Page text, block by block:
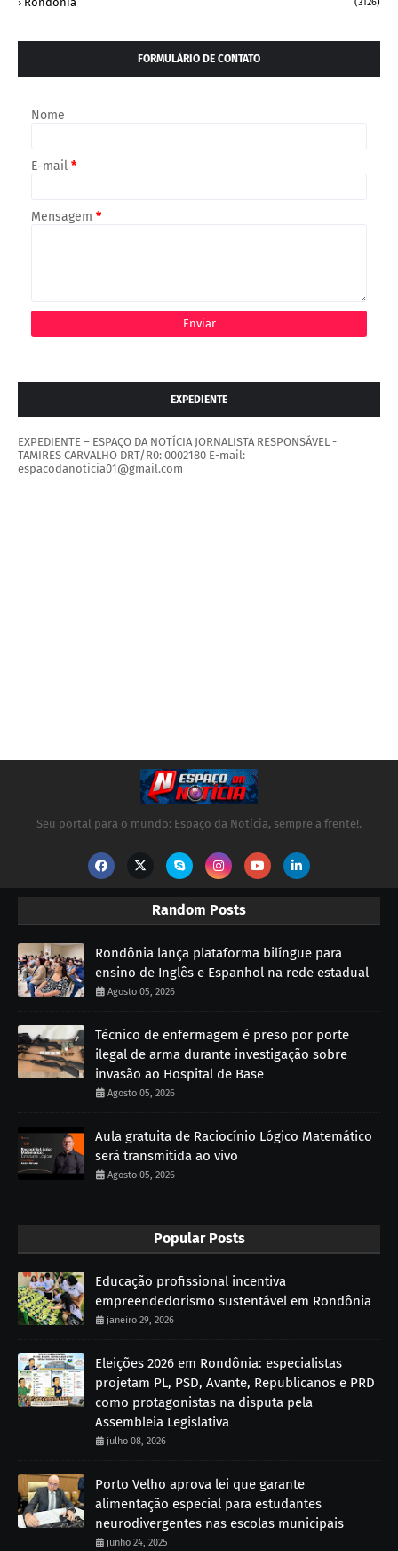
FORMULÁRIO DE CONTATO
Nome
E-mail *
Mensagem *
EXPEDIENTE
EXPEDIENTE – ESPAÇO DA NOTÍCIA JORNALISTA RESPONSÁVEL -
TAMIRES CARVALHO DRT/R0: 0002180 E-mail:
espacodanoticia01@gmail.com
Seu portal para o mundo: Espaço da Notícia, sempre a frente!.
Random Posts
Rondônia lança plataforma bilíngue para
ensino de Inglês e Espanhol na rede estadual
Agosto 05, 2026
Técnico de enfermagem é preso por porte
ilegal de arma durante investigação sobre
invasão ao Hospital de Base
Agosto 05, 2026
Aula gratuita de Raciocínio Lógico Matemático
será transmitida ao vivo
Agosto 05, 2026
Popular Posts
Educação profissional incentiva
empreendedorismo sustentável em Rondônia
janeiro 29, 2026
Eleições 2026 em Rondônia: especialistas
projetam PL, PSD, Avante, Republicanos e PRD
como protagonistas na disputa pela
Assembleia Legislativa
julho 08, 2026
Porto Velho aprova lei que garante
alimentação especial para estudantes
neurodivergentes nas escolas municipais
junho 24, 2025